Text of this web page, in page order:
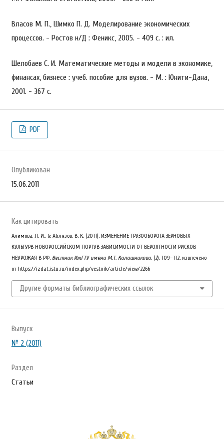
Власов М. П., Шимко П. Д. Моделирование экономических
процессов. - Ростов н/Д : Феникс, 2005. - 409 с. : ил.
Шелобаев С. И. Математические методы и модели в экономике,
финансах, бизнесе : учеб. пособие для вузов. - М. : Юнити-Дана,
2001. - 367 с.
PDF
Опубликован
15.06.2011
Как цитировать
Алимова, Л. И., & Аблязов, В. К. (2011). ИЗМЕНЕНИЕ ГРУЗООБОРОТА ЗЕРНОВЫХ
КУЛЬТУРВ НОВОРОССИЙСКОМ ПОРТУВ ЗАВИСИМОСТИ ОТ ВЕРОЯТНОСТИ РИСКОВ
НЕУРОЖАЯ В РФ. Вестник ИжГТУ имени М.Т. Калашникова, (2), 109–112. извлечено
от https://izdat.istu.ru/index.php/vestnik/article/view/2266
Другие форматы библиографических ссылок
Выпуск
№ 2 (2011)
Раздел
Статьи